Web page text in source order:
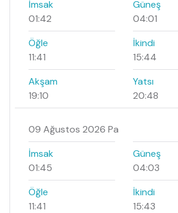
İmsak
01:42
Güneş
04:01
Öğle
11:41
İkindi
15:44
Akşam
19:10
Yatsı
20:48
09 Ağustos 2026 Pa
İmsak
01:45
Güneş
04:03
Öğle
11:41
İkindi
15:43